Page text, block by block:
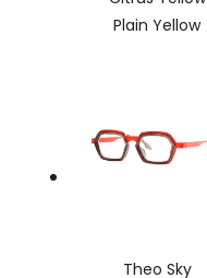
Plain Yellow
Theo Sky